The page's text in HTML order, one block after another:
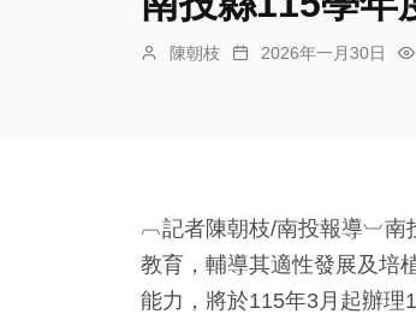
陳朝枝 2026年一月30日
︹記者陳朝枝/南投報導︺
教育，輔導其適性發展及培
能力，將於115年3月起辦理